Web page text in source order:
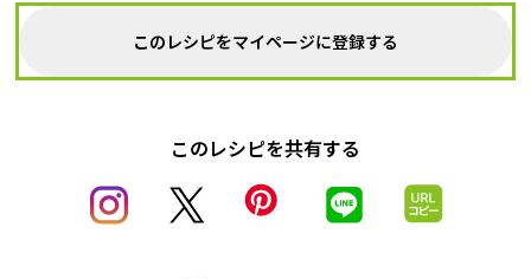
このレシピをマイページに登録する
このレシピを共有する